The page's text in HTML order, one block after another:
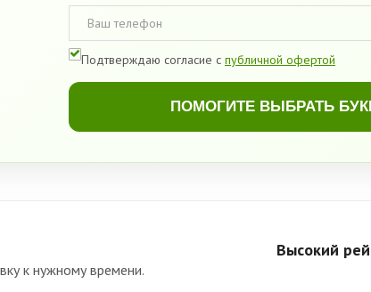
Подтверждаю согласие с публичной офертой
ПОМОГИТЕ ВЫБРАТЬ
к нужному времени.
Высокий